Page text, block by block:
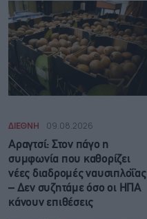
ΔΙΕΘΝΗ 09.08.2026
Αραγτσί: Στον πάγο η
συμφωνία που καθορίζει
νέες διαδρομές ναυσιπλοΐας
– Δεν συζητάμε όσο οι ΗΠΑ
κάνουν επιθέσεις